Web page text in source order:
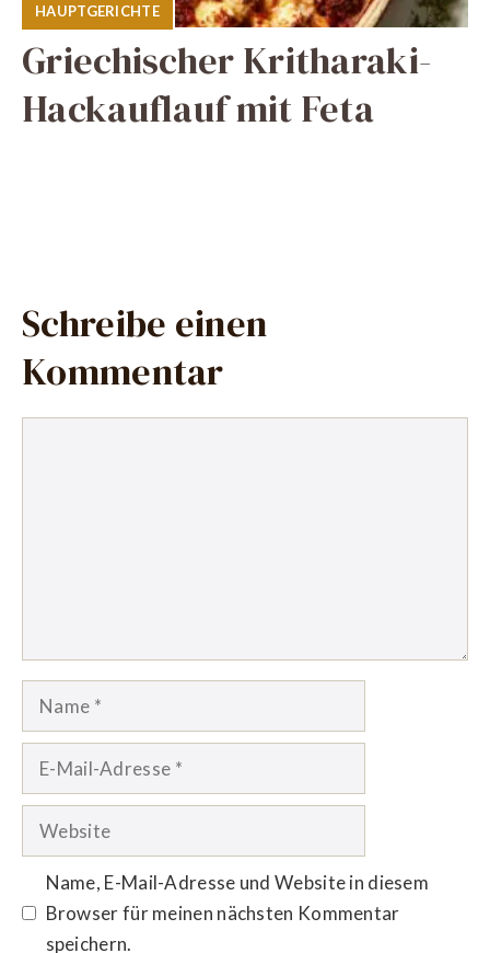
HAUPTGERICHTE
Griechischer Kritharaki-
Hackauflauf mit Feta
Schreibe einen
Kommentar
Name
Website
Name, E-Mail-Adresse und Website in diesem
Browser für meinen nächsten Kommentar
speichern.